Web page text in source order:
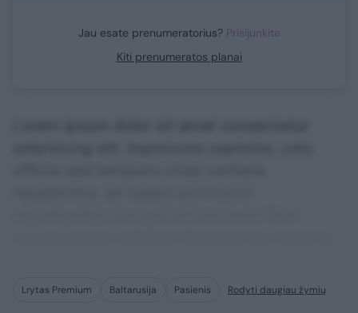
Jau esate prenumeratorius? Prisijunkite
Kiti prenumeratos planai
Lrytas Premium Baltarusija Pasienis Rodyti daugiau žymių